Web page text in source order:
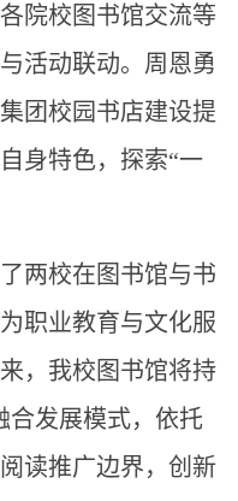
院校图书馆交流等
活动联动。周恩勇
团校园书店建设提
身特色，探索“一
两校在图书馆与书
职业教育与文化服
，我校图书馆将持
合发展模式，依托
读推广边界，创新